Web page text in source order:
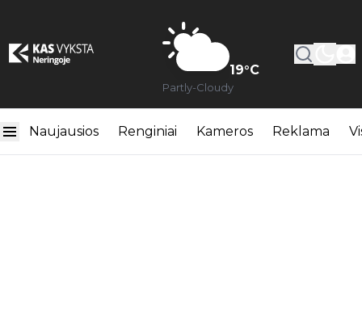
19°C
Partly-Cloudy
Naujausios Renginiai Kameros Reklama